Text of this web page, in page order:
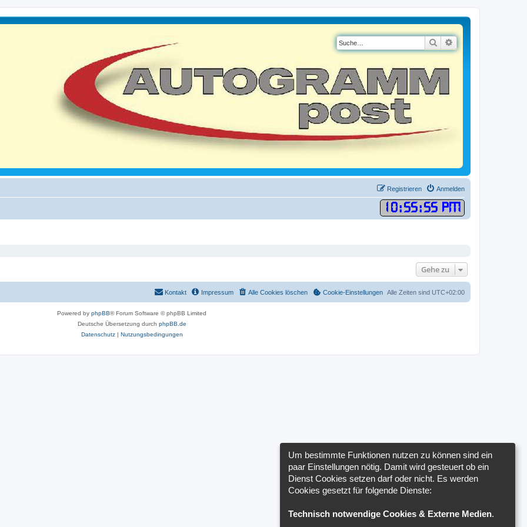
Suche
Anmelden
Registrieren
10:55:55 PM
Gehe zu
Alle Zeiten sind UTC+02:00
Cookie-Einstellungen
Alle Cookies löschen
Impressum
Kontakt
Powered by phpBB® Forum Software © phpBB Limited
Deutsche Übersetzung durch phpBB.de
Datenschutz| Nutzungsbedingungen
Um bestimmte Funktionen nutzen zu können sind ein
paar Einstellungen nötig. Damit wird gesteuert ob ein
Dienst Cookies setzen darf oder nicht. Es werden
Cookies gesetzt für folgende Dienste:
Technisch notwendige Cookies & Externe Medien.